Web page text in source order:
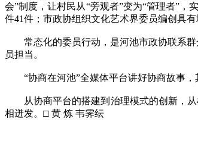
会”制度，让村民从“旁观者”变为“管理者”
件41件；市政协组织文化艺术界委员编创具
常态化的委员行动，是河池市政协联系群
员担当。
“协商在河池”全媒体平台讲好协商故事，
从协商平台的搭建到治理模式的创新，从
相迸发。□ 黄 炼 韦霁纭